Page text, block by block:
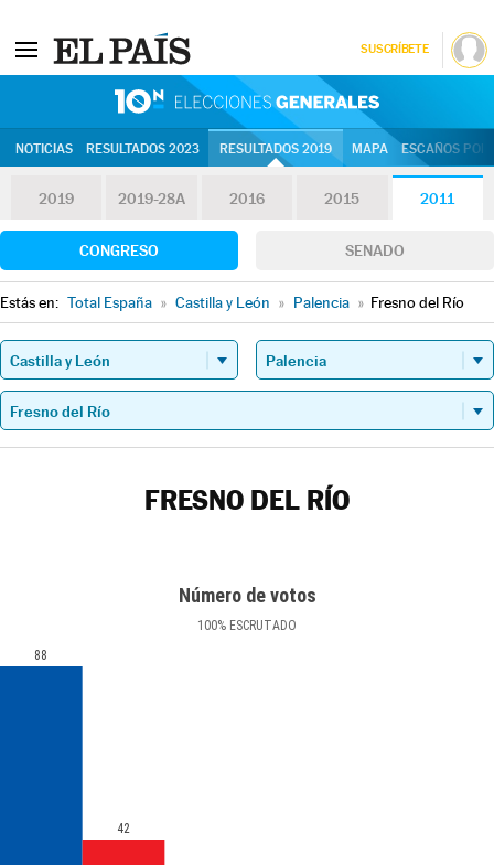
SUSCRÍBETE
NOTICIAS RESULTADOS 2023 RESULTADOS 2019 MAPA ESCAÑOS
2019 2019-28A 2016 2015 2011
CONGRESO SENADO
Estás en: Total España » Castilla y León » Palencia » Fresno del Río
FRESNO DEL RÍO
Número de votos
100% ESCRUTADO
88
42